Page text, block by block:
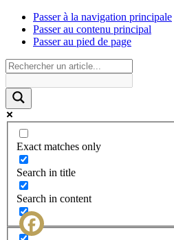
Passer à la navigation principale
Passer au contenu principal
Passer au pied de page
Exact matches only
Search in title
Search in content